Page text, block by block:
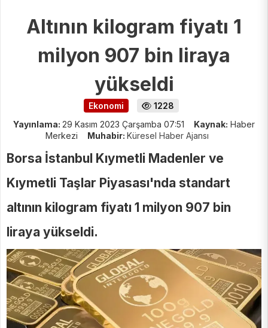
Altının kilogram fiyatı 1
milyon 907 bin liraya
yükseldi
Ekonomi
1228
Yayınlama: 29 Kasım 2023 Çarşamba 07:51 Kaynak: Haber
Merkezi
Muhabir: Küresel Haber Ajansı
Borsa İstanbul Kıymetli Madenler ve
Kıymetli Taşlar Piyasası'nda standart
altının kilogram fiyatı 1 milyon 907 bin
liraya yükseldi.